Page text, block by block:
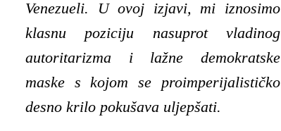
Venezueli. U ovoj izjavi, mi iznosimo
klasnu poziciju nasuprot vladinog
autoritarizma i lažne demokratske
maske s kojom se proimperijalističko
desno krilo pokušava uljepšati.